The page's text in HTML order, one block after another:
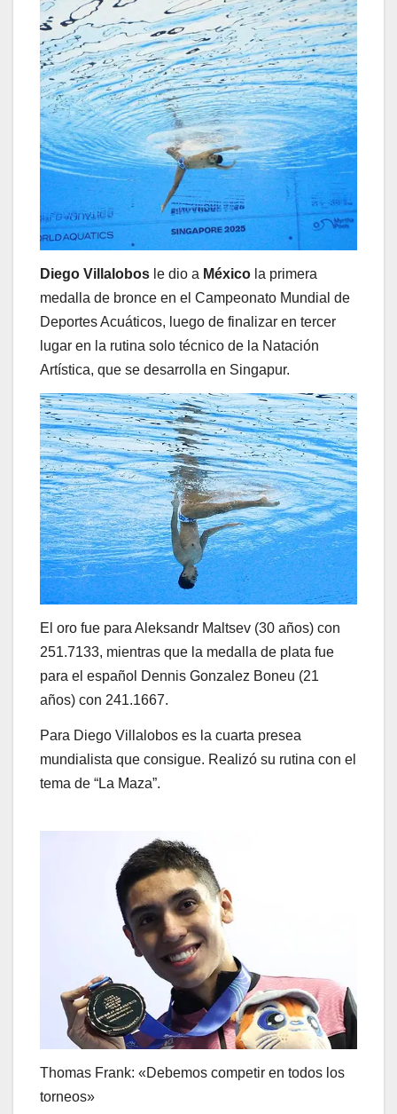
Diego Villalobos le dio a México la primera
medalla de bronce en el Campeonato Mundial de
Deportes Acuáticos, luego de finalizar en tercer
lugar en la rutina solo técnico de la Natación
Artística, que se desarrolla en Singapur.
El oro fue para Aleksandr Maltsev (30 años) con
251.7133, mientras que la medalla de plata fue
para el español Dennis Gonzalez Boneu (21
años) con 241.1667.
Para Diego Villalobos es la cuarta presea
mundialista que consigue. Realizó su rutina con el
tema de “La Maza”.
Thomas Frank: «Debemos competir en todos los
torneos»